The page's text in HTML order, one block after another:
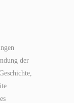
der